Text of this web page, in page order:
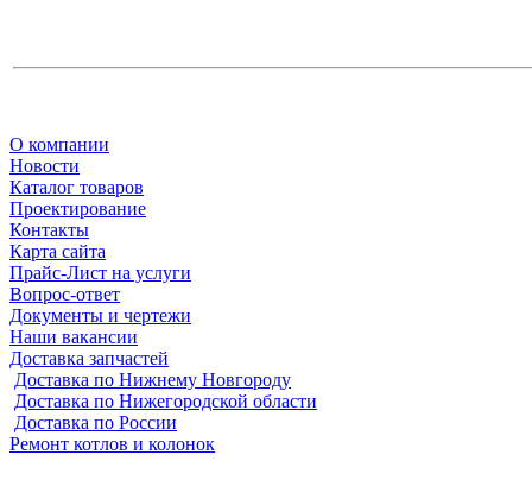
О компании
Новости
Каталог товаров
Проектирование
Контакты
Карта сайта
Прайс-Лист на услуги
Вопрос-ответ
Документы и чертежи
Наши вакансии
Доставка запчастей
Доставка по Нижнему Новгороду
Доставка по Нижегородской области
Доставка по России
Ремонт котлов и колонок